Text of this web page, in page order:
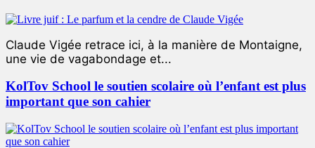
Claude Vigée retrace ici, à la manière de Montaigne,
une vie de vagabondage et...
KolTov School le soutien scolaire où l’enfant est plus
important que son cahier